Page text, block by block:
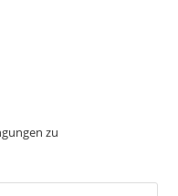
zu